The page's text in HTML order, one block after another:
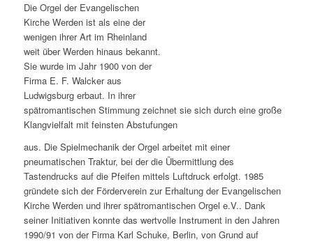
Die Orgel der Evangelischen
Kirche Werden ist als eine der
wenigen ihrer Art im Rheinland
weit über Werden hinaus bekannt.
Sie wurde im Jahr 1900 von der
Firma E. F. Walcker aus
Ludwigsburg erbaut. In ihrer
spätromantischen Stimmung zeichnet sie sich durch eine große
Klangvielfalt mit feinsten Abstufungen
aus. Die Spielmechanik der Orgel arbeitet mit einer
pneumatischen Traktur, bei der die Übermittlung des
Tastendrucks auf die Pfeifen mittels Luftdruck erfolgt. 1985
gründete sich der Förderverein zur Erhaltung der Evangelischen
Kirche Werden und ihrer spätromantischen Orgel e.V.. Dank
seiner Initiativen konnte das wertvolle Instrument in den Jahren
1990/91 von der Firma Karl Schuke, Berlin, von Grund auf